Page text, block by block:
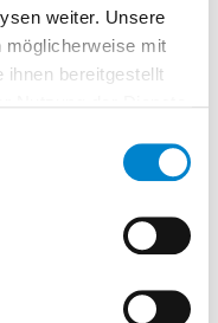
weiter. Unsere
möglicherweise mit
ihnen bereitgestellt
ist ein
Strukturen – keine
Handwerkskunst
natürlicher
mit zeitloser